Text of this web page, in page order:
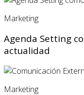
Marketing
Agenda Setting
actualidad
Marketing